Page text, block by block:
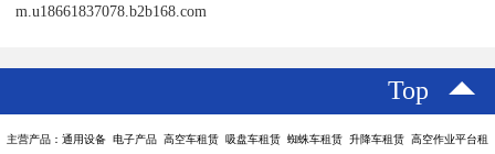
m.u18661837078.b2b168.com
Top
主营产品：通用设备 电子产品 高空车租赁 吸盘车租赁 蜘蛛车租赁 升降车租赁 高空作业平台租